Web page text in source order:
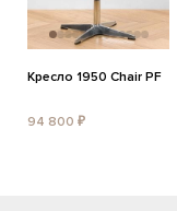
Кресло 1950 Chair PF
94 800 ₽